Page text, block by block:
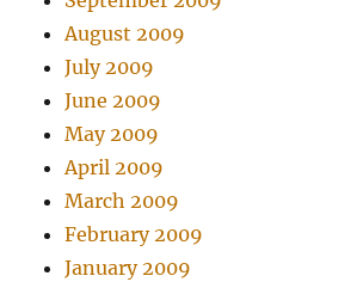
August 2009
July 2009
June 2009
May 2009
April 2009
March 2009
February 2009
January 2009